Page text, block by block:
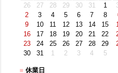
26
27 28 29 30 31
1
2
3 4 5 6 7
8
9
10 11 12 13 14
15
16
17 18 19 20 21
22
23
24 25 26 27 28
29
30
31 1 2 3 4 5
■ 休業日